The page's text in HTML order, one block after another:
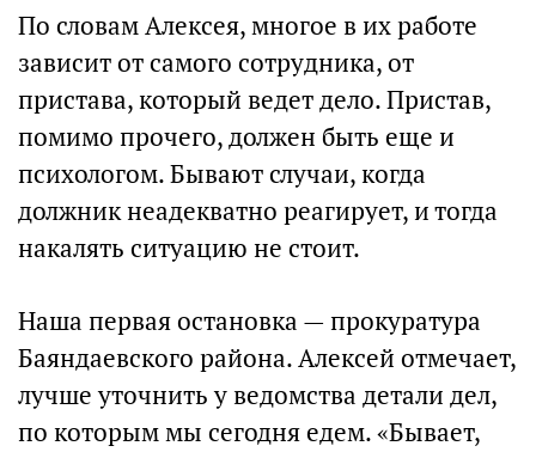
По словам Алексея, многое в их работе
зависит от самого сотрудника, от
пристава, который ведет дело. Пристав,
помимо прочего, должен быть еще и
психологом. Бывают случаи, когда
должник неадекватно реагирует, и тогда
накалять ситуацию не стоит.
Наша первая остановка — прокуратура
Баяндаевского района. Алексей отмечает,
лучше уточнить у ведомства детали дел,
по которым мы сегодня едем. «Бывает,